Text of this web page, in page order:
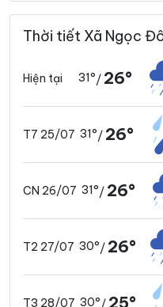
Thời tiết Xã Ngọc
Hiện tại 31°/ 26°
T7 25/07 31°/ 26°
CN 26/07 31°/ 26°
T2 27/07 30°/ 26°
T3 28/07 30° 25°